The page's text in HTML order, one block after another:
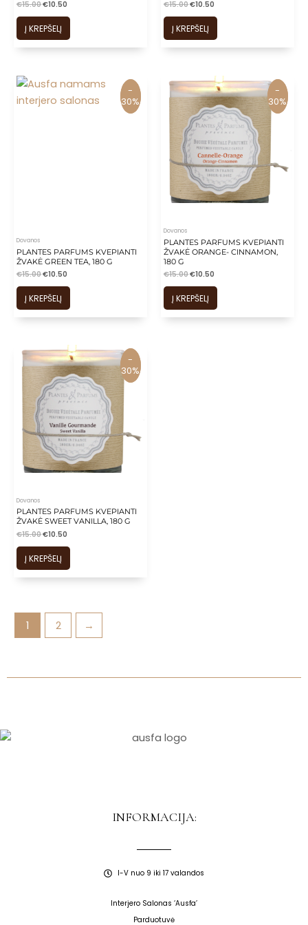
€15.00€10.50
Į KREPŠELĮ
€15.00€10.50
Į KREPŠELĮ
-
30%
-
30%
Dovanos
PLANTES PARFUMS KVEPIANTI
ŽVAKĖ GREEN TEA, 180 G
€15.00€10.50
Į KREPŠELĮ
-
30%
-
30%
Dovanos
PLANTES PARFUMS KVEPIANTI
ŽVAKĖ ORANGE- CINNAMON,
180 G
€15.00€10.50
Į KREPŠELĮ
-
30%
-
30%
Dovanos
PLANTES PARFUMS KVEPIANTI
ŽVAKĖ SWEET VANILLA, 180 G
€15.00€10.50
Į KREPŠELĮ
1 2 →
INFORMACIJA:
I-V nuo 9 iki 17 valandos
Interjero Salonas ‘Ausfa’
Parduotuvė